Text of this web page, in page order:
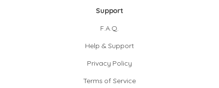
Support
F.A.Q.
Help & Support
Privacy Policy
Terms of Service